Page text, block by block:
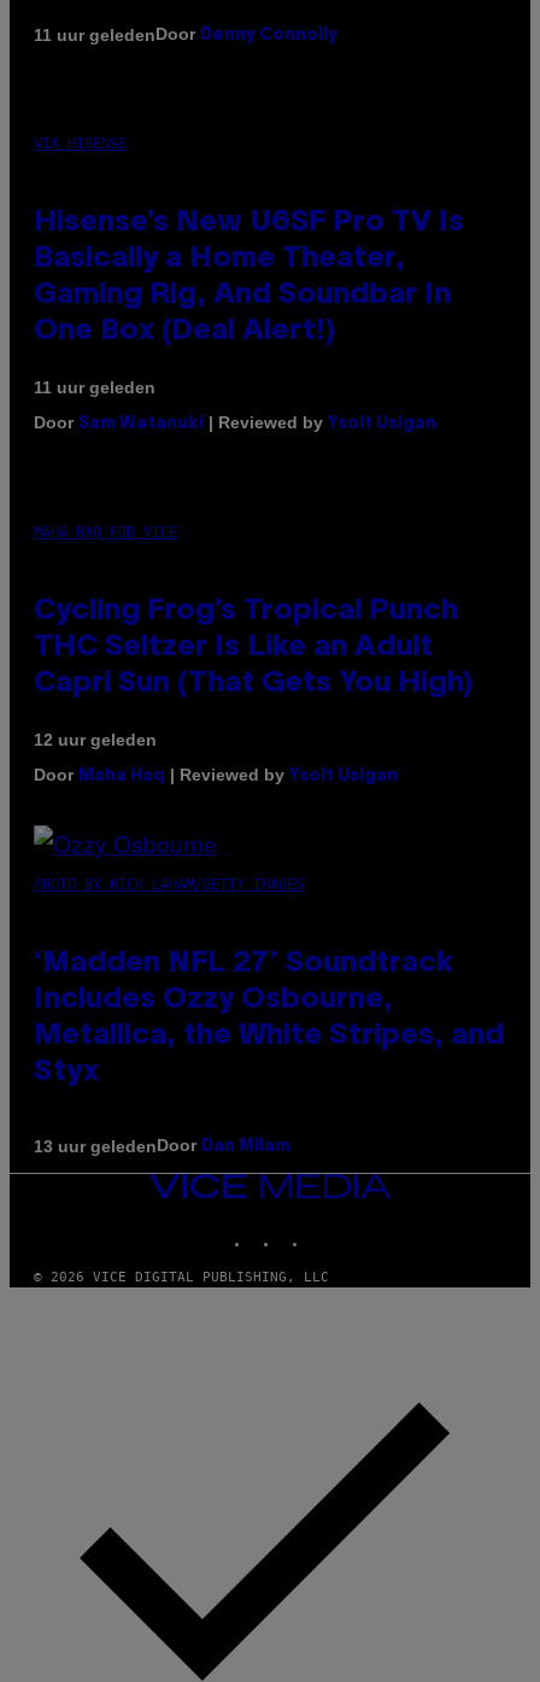
11 uur geledenDoor Denny Connolly
VIA HISENSE
Hisense’s New U6SF Pro TV Is
Basically a Home Theater,
Gaming Rig, And Soundbar In
One Box (Deal Alert!)
11 uur geleden
Door Sam Watanuki | Reviewed by Ysolt Usigan
MAHA HAQ FOR VICE
Cycling Frog’s Tropical Punch
THC Seltzer Is Like an Adult
Capri Sun (That Gets You High)
12 uur geleden
Door Maha Haq | Reviewed by Ysolt Usigan
PHOTO BY NICK LAHAM/GETTY IMAGES
‘Madden NFL 27’ Soundtrack
Includes Ozzy Osbourne,
Metallica, the White Stripes, and
Styx
13 uur geledenDoor Dan Milam
VICE
© 2026 VICE DIGITAL PUBLISHING, LLC